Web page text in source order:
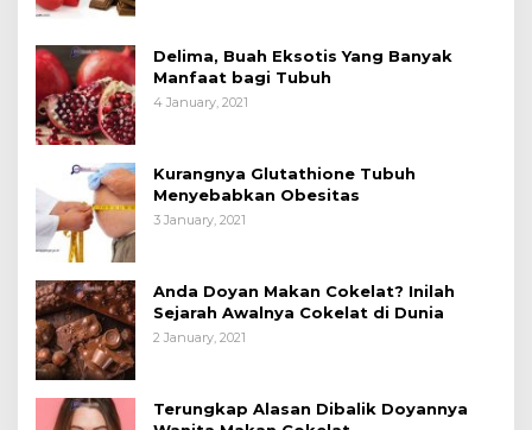
Delima, Buah Eksotis Yang Banyak
Manfaat bagi Tubuh
4 January, 2021
Kurangnya Glutathione Tubuh
Menyebabkan Obesitas
3 January, 2021
Anda Doyan Makan Cokelat? Inilah
Sejarah Awalnya Cokelat di Dunia
2 January, 2021
Terungkap Alasan Dibalik Doyannya